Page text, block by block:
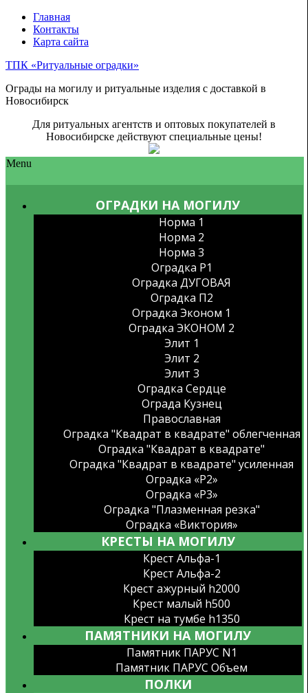
Главная
Контакты
Карта сайта
ТПК «Ритуальные оградки»
Ограды на могилу и ритуальные изделия с доставкой в
Новосибирск
Для ритуальных агентств и оптовых покупателей в
Новосибирске действуют специальные цены!
Menu
ОГРАДКИ НА МОГИЛУ
Норма 1
Норма 2
Норма 3
Оградка P1
Оградка ДУГОВАЯ
Оградка П2
Оградка Эконом 1
Оградка ЭКОНОМ 2
Элит 1
Элит 2
Элит 3
Оградка Сердце
Ограда Кузнец
Православная
Оградка "Квадрат в квадрате" облегченная
Оградка "Квадрат в квадрате"
Оградка "Квадрат в квадрате" усиленная
Оградка «Р2»
Оградка «Р3»
Оградка "Плазменная резка"
Оградка «Виктория»
КРЕСТЫ НА МОГИЛУ
Крест Альфа-1
Крест Альфа-2
Крест ажурный h2000
Крест малый h500
Крест на тумбе h1350
ПАМЯТНИКИ НА МОГИЛУ
Памятник ПАРУС N1
Памятник ПАРУС Объем
ПОЛКИ